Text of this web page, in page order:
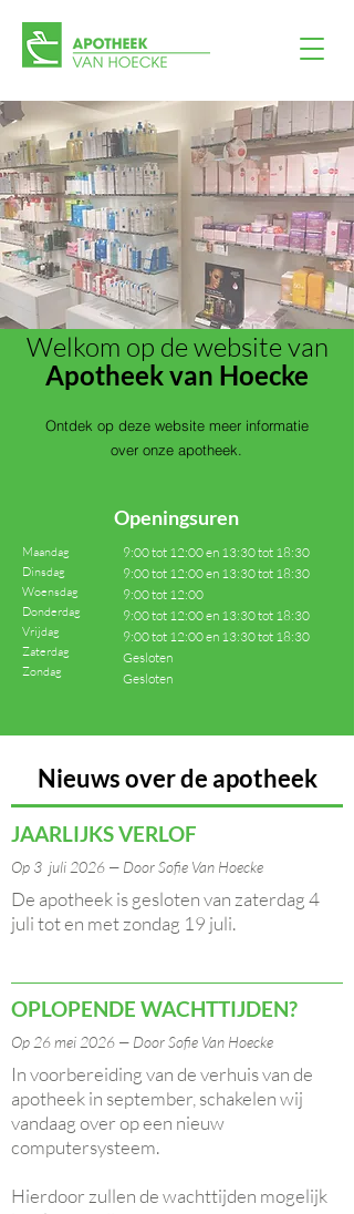
Welkom op de website van
Apotheek van Hoecke
Ontdek op deze website meer informatie
over onze apotheek.
Openingsuren
Maandag
Dinsdag
Woensdag
Donderdag
Vrijdag
Zaterdag
Zondag
9:00 tot 12:00 en 13:30 tot 18:30
9:00 tot 12:00 en 13:30 tot 18:30
9:00 tot 12:00
9:00 tot 12:00 en 13:30 tot 18:30
9:00 tot 12:00 en 13:30 tot 18:30
Gesloten
Gesloten
Nieuws over de apotheek
JAARLIJKS VERLOF
Op 3 juli 2026 — Door Sofie Van Hoecke
De apotheek is gesloten van zaterdag 4
juli tot en met zondag 19 juli.
OPLOPENDE WACHTTIJDEN?
Op 26 mei 2026 — Door Sofie Van Hoecke
In voorbereiding van de verhuis van de
apotheek in september, schakelen wij
vandaag over op een nieuw
computersysteem.
Hierdoor zullen de wachttijden mogelijk